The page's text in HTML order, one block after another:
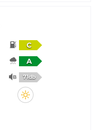
C
A
71db